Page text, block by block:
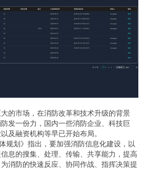
的市场，在消防改革和技术升级的背景
发一份力，国内一些消防企业、科技巨
及融资机构等早已开始布局。
规划》指出，要加强消防信息化建设，以
息的搜集、处理、传输、共享能力，提高
消防的快速反应、协同作战、指挥决策提